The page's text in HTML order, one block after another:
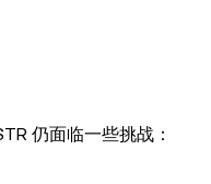
仍面临一些挑战：